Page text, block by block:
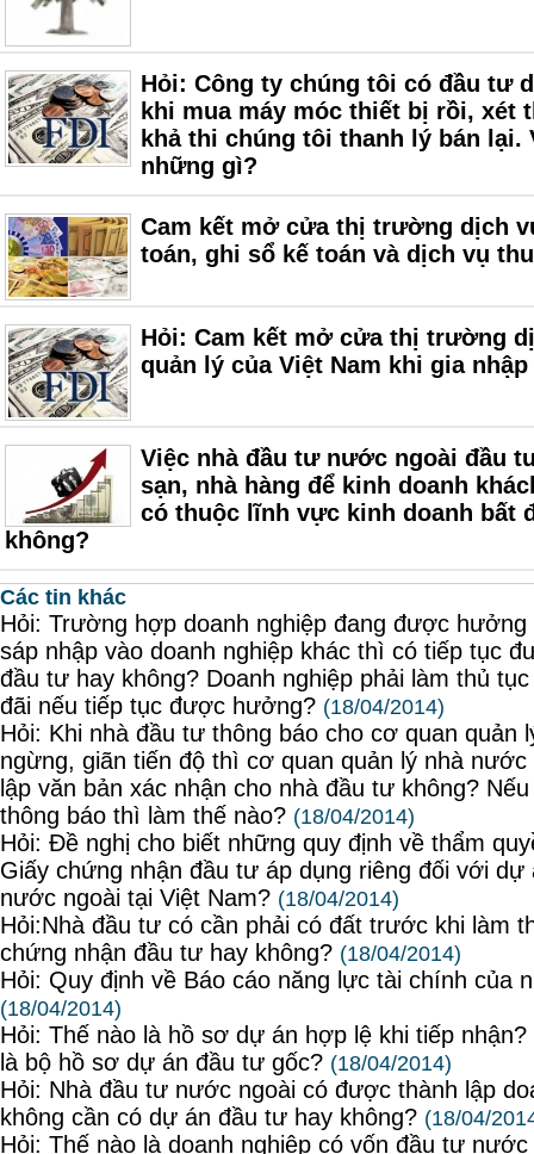
Hỏi: Công ty chúng tôi có đầu tư
khi mua máy móc thiết bị rồi, xét
khả thi chúng tôi thanh lý bán lại.
những gì?
Cam kết mở cửa thị trường dịch
toán, ghi sổ kế toán và dịch vụ
Hỏi: Cam kết mở cửa thị trường
quản lý của Việt Nam khi gia nhập
Việc nhà đầu tư nước ngoài đầu
sạn, nhà hàng để kinh doanh
có thuộc lĩnh vực kinh doanh bất
không?
Các tin khác
Hỏi: Trường hợp doanh nghiệp đang được
sáp nhập vào doanh nghiệp khác thì có tiếp tục
đầu tư hay không? Doanh nghiệp phải làm thủ
đãi nếu tiếp tục được hưởng? (18/04/2014)
Hỏi: Khi nhà đầu tư thông báo cho cơ quan quản
ngừng, giãn tiến độ thì cơ quan quản lý nhà
lập văn bản xác nhận cho nhà đầu tư không?
thông báo thì làm thế nào? (18/04/2014)
Hỏi: Đề nghị cho biết những quy định về thẩm
Giấy chứng nhận đầu tư áp dụng riêng đối với dự
nước ngoài tại Việt Nam? (18/04/2014)
Hỏi:Nhà đầu tư có cần phải có đất trước khi làm
chứng nhận đầu tư hay không? (18/04/2014)
Hỏi: Quy định về Báo cáo năng lực tài chính của
(18/04/2014)
Hỏi: Thế nào là hồ sơ dự án hợp lệ khi tiếp
là bộ hồ sơ dự án đầu tư gốc? (18/04/2014)
Hỏi: Nhà đầu tư nước ngoài có được thành lập
không cần có dự án đầu tư hay không? (18/04/
Hỏi: Thế nào là doanh nghiệp có vốn đầu tư